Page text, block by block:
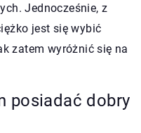
Jednocześnie, z
jest się wybić
zatem wyróżnić się na
posiadać dobry